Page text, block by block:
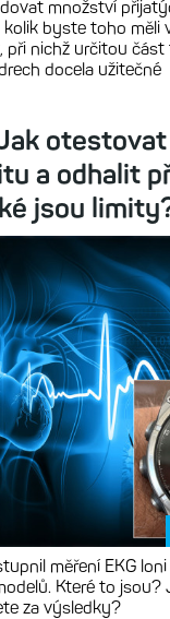
množství
byste toho měli
při nichž určitou
docela užitečné
a odhalit
jsou
měření EKG
Které to jsou?
za výsledky?